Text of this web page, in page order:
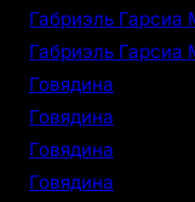
Габриэль Гарсиа
Габриэль Гарсиа
Говядина
Говядина
Говядина
Говядина